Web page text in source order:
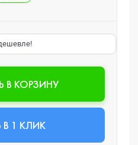
В КОРЗИНУ
В 1 КЛИК